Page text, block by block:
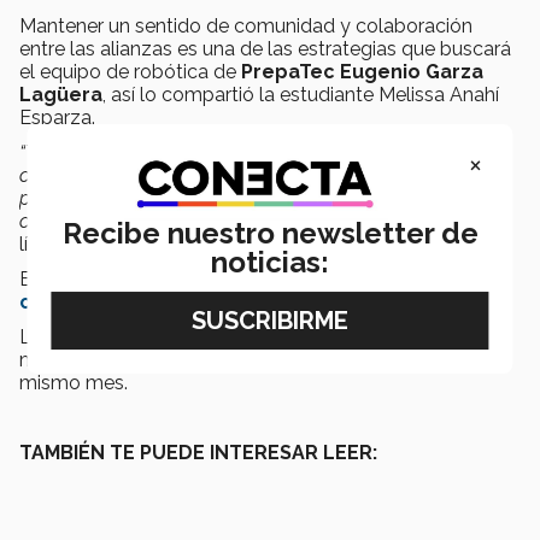
Mantener un sentido de comunidad y colaboración
entre las alianzas es una de las estrategias que buscará
el equipo de robótica de PrepaTec Eugenio Garza
Lagüera, así lo compartió la estudiante Melissa Anahí
Esparza.
“Tenemos grandes expectativas, queremos trabajar y
competir por llegar al mundial, todo lo que nos
proponemos puede ser posible, para ello es importante la
colaboración y el trabajo en equipo”
, agregó la también
líder deNegocios.
Este año la primera final regional se llevará a cabo en el
campus Monterrey
La segunda será en el
marzo y el tercero en
mismo mes.
TAMBIÉN TE PUEDE INTERESAR LEER:
×
Recibe nuestro newsletter de
noticias: